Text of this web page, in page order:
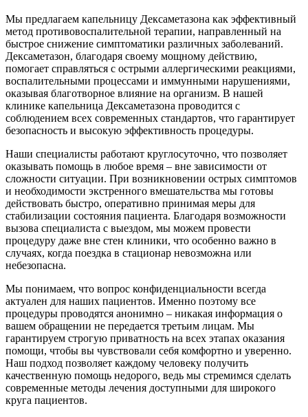
Мы предлагаем капельницу Дексаметазона как эффективный
метод противовоспалительной терапии, направленный на
быстрое снижение симптоматики различных заболеваний.
Дексаметазон, благодаря своему мощному действию,
помогает справляться с острыми аллергическими реакциями,
воспалительными процессами и иммунными нарушениями,
оказывая благотворное влияние на организм. В нашей
клинике капельница Дексаметазона проводится с
соблюдением всех современных стандартов, что гарантирует
безопасность и высокую эффективность процедуры.
Наши специалисты работают круглосуточно, что позволяет
оказывать помощь в любое время – вне зависимости от
сложности ситуации. При возникновении острых симптомов
и необходимости экстренного вмешательства мы готовы
действовать быстро, оперативно принимая меры для
стабилизации состояния пациента. Благодаря возможности
вызова специалиста с выездом, мы можем провести
процедуру даже вне стен клиники, что особенно важно в
случаях, когда поездка в стационар невозможна или
небезопасна.
Мы понимаем, что вопрос конфиденциальности всегда
актуален для наших пациентов. Именно поэтому все
процедуры проводятся анонимно – никакая информация о
вашем обращении не передается третьим лицам. Мы
гарантируем строгую приватность на всех этапах оказания
помощи, чтобы вы чувствовали себя комфортно и уверенно.
Наш подход позволяет каждому человеку получить
качественную помощь недорого, ведь мы стремимся сделать
современные методы лечения доступными для широкого
круга пациентов.